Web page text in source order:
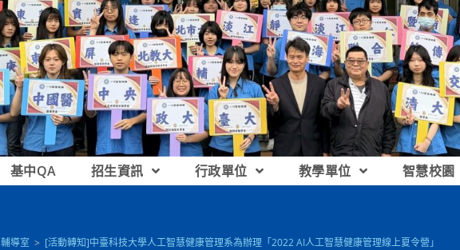
基中QA 招生資訊 行政單位 教學單位 智慧校園
輔導室 > [活動轉知]中臺科技大學人工智慧健康管理系為辦理「2022 AI人工智慧健康管理線上夏令營」